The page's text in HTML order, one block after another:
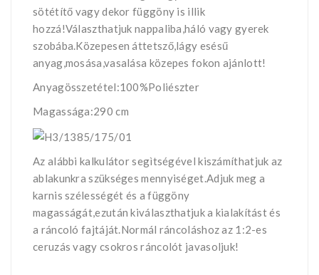
sötétítő vagy dekor függöny is illik
hozzá!Választhatjuk nappaliba,háló vagy gyerek
szobába.Közepesen áttetsző,lágy esésű
anyag,mosása,vasalása közepes fokon ajánlott!
Anyagösszetétel:100%Poliészter
Magassága:290 cm
Az alábbi kalkulátor segìtségével kiszámíthatjuk az
ablakunkra szükséges mennyiséget.Adjuk meg a
karnis szélességét és a függöny
magasságát,ezután kiválaszthatjuk a kialakítást és
a ráncoló fajtáját.Normál ráncoláshoz az 1:2-es
ceruzás vagy csokros ráncolót javasoljuk!